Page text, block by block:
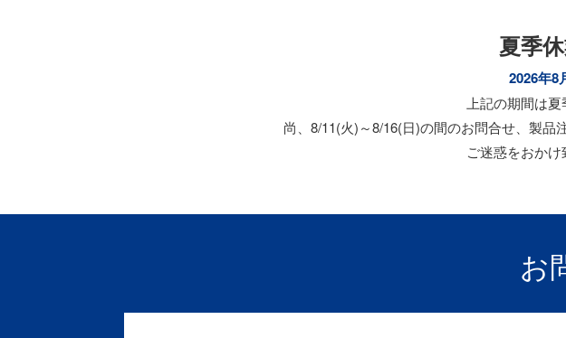
夏季
2026年8
上記の期間は
尚、8/11(火)～8/16(日)の間のお問合せ、製品
ご迷惑をおかけ
お